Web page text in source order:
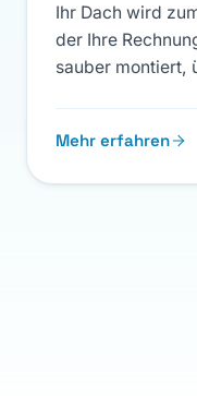
Ihr Dach wird
der Ihre
sauber montiert,
Mehr erfahren